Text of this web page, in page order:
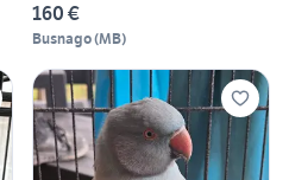
160 €
Busnago(MB)